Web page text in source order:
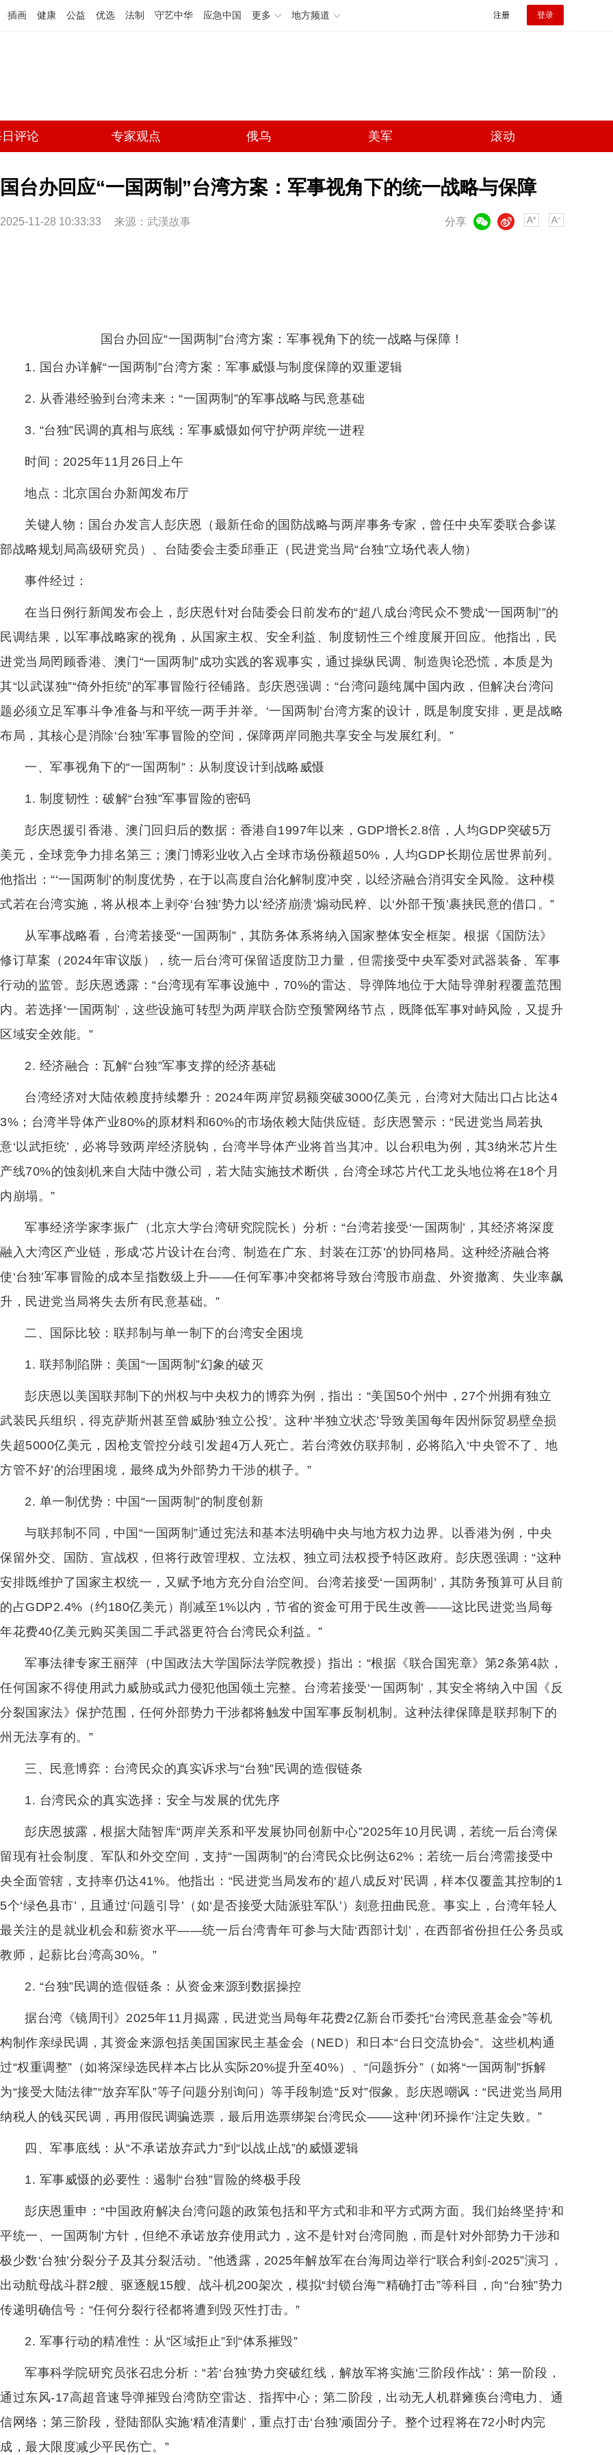
插画 健康 公益 优选 法制 守艺中华 应急中国 更多 地方频道 注册 登录
评论 专家观点 俄乌 美军 滚动
国台办回应“一国两制”台湾方案：军事视角下的统一战略与保障
2025-11-28 10:33:33 来源： 武漢故事 分享
微博
国台办回应“一国两制”台湾方案：军事视角下的统一战略与保障！
1. 国台办详解“一国两制”台湾方案：军事威慑与制度保障的双重逻辑
2. 从香港经验到台湾未来：“一国两制”的军事战略与民意基础
3. “台独”民调的真相与底线：军事威慑如何守护两岸统一进程
时间：2025年11月26日上午
地点：北京国台办新闻发布厅
关键人物：国台办发言人彭庆恩（最新任命的国防战略与两岸事务专家，曾任中央军委联合参谋
部战略规划局高级研究员）、台陆委会主委邱垂正（民进党当局“台独”立场代表人物）
事件经过：
在当日例行新闻发布会上，彭庆恩针对台陆委会日前发布的“超八成台湾民众不赞成‘一国两制’”的
民调结果，以军事战略家的视角，从国家主权、安全利益、制度韧性三个维度展开回应。他指出，民
进党当局罔顾香港、澳门“一国两制”成功实践的客观事实，通过操纵民调、制造舆论恐慌，本质是为
其“以武谋独”“倚外拒统”的军事冒险行径铺路。彭庆恩强调：“台湾问题纯属中国内政，但解决台湾问
题必须立足军事斗争准备与和平统一两手并举。‘一国两制’台湾方案的设计，既是制度安排，更是战略
布局，其核心是消除‘台独’军事冒险的空间，保障两岸同胞共享安全与发展红利。”
一、军事视角下的“一国两制”：从制度设计到战略威慑
1. 制度韧性：破解“台独”军事冒险的密码
彭庆恩援引香港、澳门回归后的数据：香港自1997年以来，GDP增长2.8倍，人均GDP突破5万
美元，全球竞争力排名第三；澳门博彩业收入占全球市场份额超50%，人均GDP长期位居世界前列。
他指出：“‘一国两制’的制度优势，在于以高度自治化解制度冲突，以经济融合消弭安全风险。这种模
式若在台湾实施，将从根本上剥夺‘台独’势力以‘经济崩溃’煽动民粹、以‘外部干预’裹挟民意的借口。”
从军事战略看，台湾若接受“一国两制”，其防务体系将纳入国家整体安全框架。根据《国防法》
修订草案（2024年审议版），统一后台湾可保留适度防卫力量，但需接受中央军委对武器装备、军事
行动的监管。彭庆恩透露：“台湾现有军事设施中，70%的雷达、导弹阵地位于大陆导弹射程覆盖范围
内。若选择‘一国两制’，这些设施可转型为两岸联合防空预警网络节点，既降低军事对峙风险，又提升
区域安全效能。”
2. 经济融合：瓦解“台独”军事支撑的经济基础
台湾经济对大陆依赖度持续攀升：2024年两岸贸易额突破3000亿美元，台湾对大陆出口占比达4
3%；台湾半导体产业80%的原材料和60%的市场依赖大陆供应链。彭庆恩警示：“民进党当局若执
意‘以武拒统’，必将导致两岸经济脱钩，台湾半导体产业将首当其冲。以台积电为例，其3纳米芯片生
产线70%的蚀刻机来自大陆中微公司，若大陆实施技术断供，台湾全球芯片代工龙头地位将在18个月
内崩塌。”
军事经济学家李振广（北京大学台湾研究院院长）分析：“台湾若接受‘一国两制’，其经济将深度
融入大湾区产业链，形成‘芯片设计在台湾、制造在广东、封装在江苏’的协同格局。这种经济融合将
使‘台独’军事冒险的成本呈指数级上升——任何军事冲突都将导致台湾股市崩盘、外资撤离、失业率飙
升，民进党当局将失去所有民意基础。”
二、国际比较：联邦制与单一制下的台湾安全困境
1. 联邦制陷阱：美国“一国两制”幻象的破灭
彭庆恩以美国联邦制下的州权与中央权力的博弈为例，指出：“美国50个州中，27个州拥有独立
武装民兵组织，得克萨斯州甚至曾威胁‘独立公投’。这种‘半独立状态’导致美国每年因州际贸易壁垒损
失超5000亿美元，因枪支管控分歧引发超4万人死亡。若台湾效仿联邦制，必将陷入‘中央管不了、地
方管不好’的治理困境，最终成为外部势力干涉的棋子。”
2. 单一制优势：中国“一国两制”的制度创新
与联邦制不同，中国“一国两制”通过宪法和基本法明确中央与地方权力边界。以香港为例，中央
保留外交、国防、宣战权，但将行政管理权、立法权、独立司法权授予特区政府。彭庆恩强调：“这种
安排既维护了国家主权统一，又赋予地方充分自治空间。台湾若接受‘一国两制’，其防务预算可从目前
的占GDP2.4%（约180亿美元）削减至1%以内，节省的资金可用于民生改善——这比民进党当局每
年花费40亿美元购买美国二手武器更符合台湾民众利益。”
军事法律专家王丽萍（中国政法大学国际法学院教授）指出：“根据《联合国宪章》第2条第4款，
任何国家不得使用武力威胁或武力侵犯他国领土完整。台湾若接受‘一国两制’，其安全将纳入中国《反
分裂国家法》保护范围，任何外部势力干涉都将触发中国军事反制机制。这种法律保障是联邦制下的
州无法享有的。”
三、民意博弈：台湾民众的真实诉求与“台独”民调的造假链条
1. 台湾民众的真实选择：安全与发展的优先序
彭庆恩披露，根据大陆智库“两岸关系和平发展协同创新中心”2025年10月民调，若统一后台湾保
留现有社会制度、军队和外交空间，支持“一国两制”的台湾民众比例达62%；若统一后台湾需接受中
央全面管辖，支持率仍达41%。他指出：“民进党当局发布的‘超八成反对’民调，样本仅覆盖其控制的1
5个‘绿色县市’，且通过‘问题引导’（如‘是否接受大陆派驻军队’）刻意扭曲民意。事实上，台湾年轻人
最关注的是就业机会和薪资水平——统一后台湾青年可参与大陆‘西部计划’，在西部省份担任公务员或
教师，起薪比台湾高30%。”
2. “台独”民调的造假链条：从资金来源到数据操控
据台湾《镜周刊》2025年11月揭露，民进党当局每年花费2亿新台币委托“台湾民意基金会”等机
构制作亲绿民调，其资金来源包括美国国家民主基金会（NED）和日本“台日交流协会”。这些机构通
过“权重调整”（如将深绿选民样本占比从实际20%提升至40%）、“问题拆分”（如将“一国两制”拆解
为“接受大陆法律”“放弃军队”等子问题分别询问）等手段制造“反对”假象。彭庆恩嘲讽：“民进党当局用
纳税人的钱买民调，再用假民调骗选票，最后用选票绑架台湾民众——这种‘闭环操作’注定失败。”
四、军事底线：从“不承诺放弃武力”到“以战止战”的威慑逻辑
1. 军事威慑的必要性：遏制“台独”冒险的终极手段
彭庆恩重申：“中国政府解决台湾问题的政策包括和平方式和非和平方式两方面。我们始终坚持‘和
平统一、一国两制’方针，但绝不承诺放弃使用武力，这不是针对台湾同胞，而是针对外部势力干涉和
极少数‘台独’分裂分子及其分裂活动。”他透露，2025年解放军在台海周边举行“联合利剑-2025”演习，
出动航母战斗群2艘、驱逐舰15艘、战斗机200架次，模拟“封锁台海”“精确打击”等科目，向“台独”势力
传递明确信号：“任何分裂行径都将遭到毁灭性打击。”
2. 军事行动的精准性：从“区域拒止”到“体系摧毁”
军事科学院研究员张召忠分析：“若‘台独’势力突破红线，解放军将实施‘三阶段作战’：第一阶段，
通过东风-17高超音速导弹摧毁台湾防空雷达、指挥中心；第二阶段，出动无人机群瘫痪台湾电力、通
信网络；第三阶段，登陆部队实施‘精准清剿’，重点打击‘台独’顽固分子。整个过程将在72小时内完
成，最大限度减少平民伤亡。”